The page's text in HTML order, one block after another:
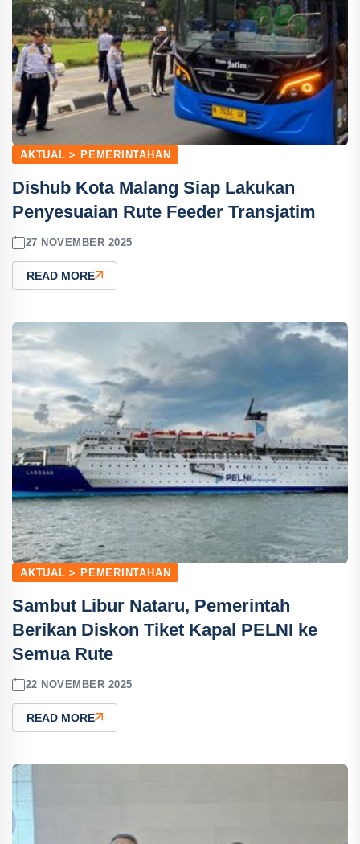
AKTUAL > PEMERINTAHAN
Dishub Kota Malang Siap Lakukan
Penyesuaian Rute Feeder Transjatim
27 NOVEMBER 2025
READ MORE
AKTUAL > PEMERINTAHAN
Sambut Libur Nataru, Pemerintah
Berikan Diskon Tiket Kapal PELNI ke
Semua Rute
22 NOVEMBER 2025
READ MORE